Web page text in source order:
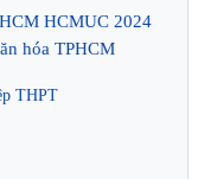
HCMUC 2024
hóa TPHCM
THPT